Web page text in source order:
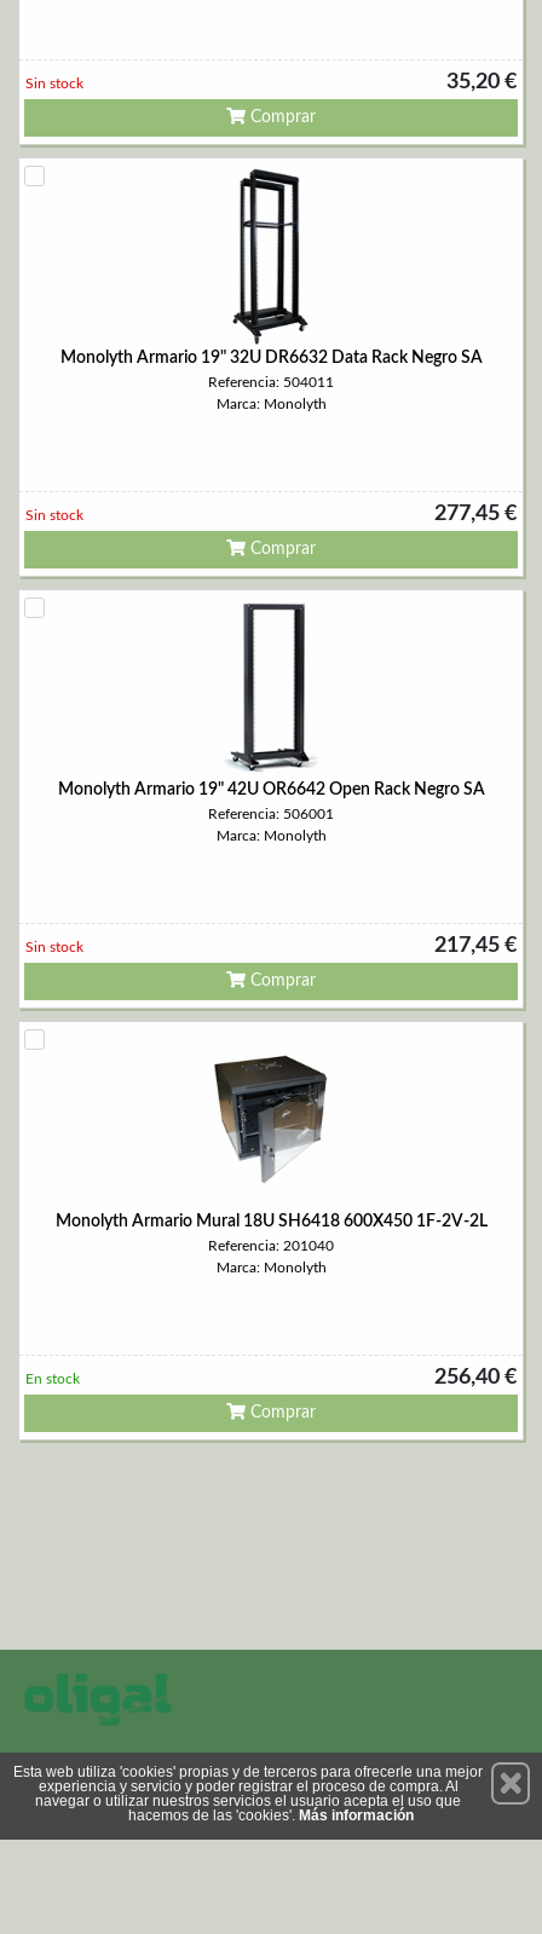
35,20 €
Sin stock
Comprar
Monolyth Armario 19" 32U DR6632 Data Rack Negro SA
Referencia: 504011
Marca: Monolyth
277,45 €
Sin stock
Comprar
Monolyth Armario 19" 42U OR6642 Open Rack Negro SA
Referencia: 506001
Marca: Monolyth
217,45 €
Sin stock
Comprar
Monolyth Armario Mural 18U SH6418 600X450 1F-2V-2L
Referencia: 201040
Marca: Monolyth
256,40 €
En stock
Comprar
Suscríbete
Esta web utiliza 'cookies' propias y de terceros para ofrecerle una mejor
experiencia y servicio y poder registrar el proceso de compra. Al
navegar o utilizar nuestros servicios el usuario acepta el uso que
hacemos de las 'cookies'. Más información